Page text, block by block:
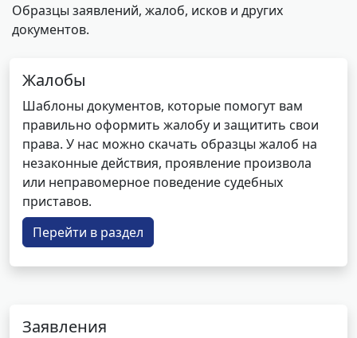
Образцы заявлений, жалоб, исков и других
документов.
Жалобы
Шаблоны документов, которые помогут вам
правильно оформить жалобу и защитить свои
права. У нас можно скачать образцы жалоб на
незаконные действия, проявление произвола
или неправомерное поведение судебных
приставов.
Перейти в раздел
Заявления